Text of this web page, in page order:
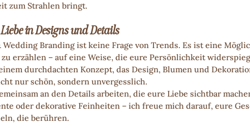
zum Strahlen bringt.
in Designs und Details
Wedding Branding ist keine Frage von Trends. Es ist eine
erzählen – auf eine Weise, die eure Persönlichkeit
durchdachten Konzept, das Design, Blumen und
nur schön, sondern unvergesslich.
an den Details arbeiten, die eure Liebe sichtbar
oder dekorative Feinheiten – ich freue mich darauf, eure
die berühren.